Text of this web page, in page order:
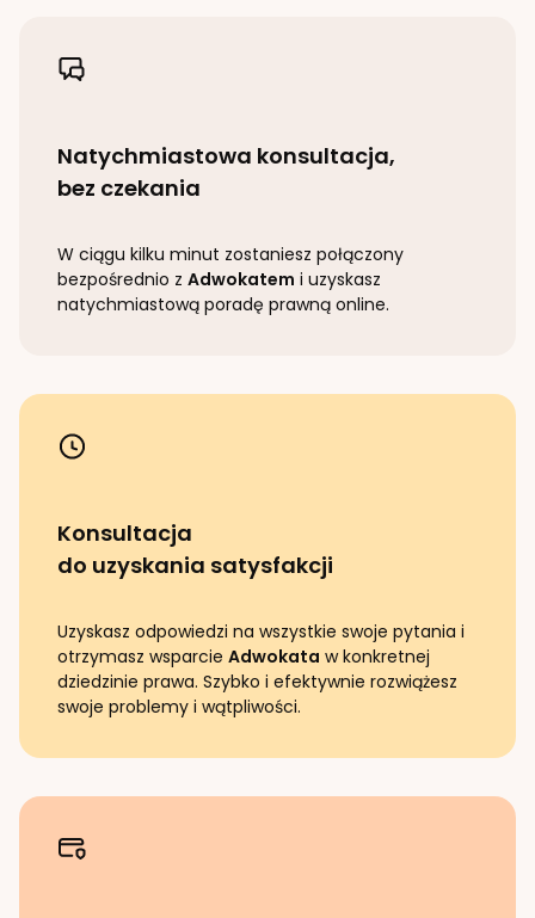
Natychmiastowa konsultacja,
bez czekania
W ciągu kilku minut zostaniesz połączony
bezpośrednio z Adwokatem i uzyskasz
natychmiastową poradę prawną online.
Konsultacja
do uzyskania satysfakcji
Uzyskasz odpowiedzi na wszystkie swoje pytania i
otrzymasz wsparcie Adwokata w konkretnej
dziedzinie prawa. Szybko i efektywnie rozwiążesz
swoje problemy i wątpliwości.